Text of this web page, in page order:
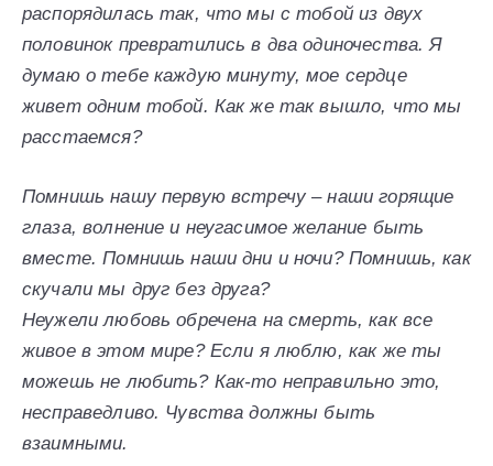
распорядилась так, что мы с тобой из двух
половинок превратились в два одиночества. Я
думаю о тебе каждую минуту, мое сердце
живет одним тобой. Как же так вышло, что мы
расстаемся?
Помнишь нашу первую встречу – наши горящие
глаза, волнение и неугасимое желание быть
вместе. Помнишь наши дни и ночи? Помнишь, как
скучали мы друг без друга?
Неужели любовь обречена на смерть, как все
живое в этом мире? Если я люблю, как же ты
можешь не любить? Как-то неправильно это,
несправедливо. Чувства должны быть
взаимными.